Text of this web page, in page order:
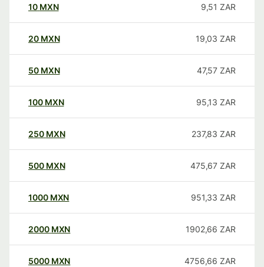
10 MXN 9,51 ZAR
20 MXN 19,03 ZAR
50 MXN 47,57 ZAR
100 MXN 95,13 ZAR
250 MXN 237,83 ZAR
500 MXN 475,67 ZAR
1000 MXN 951,33 ZAR
2000 MXN 1902,66 ZAR
5000 MXN 4756,66 ZAR